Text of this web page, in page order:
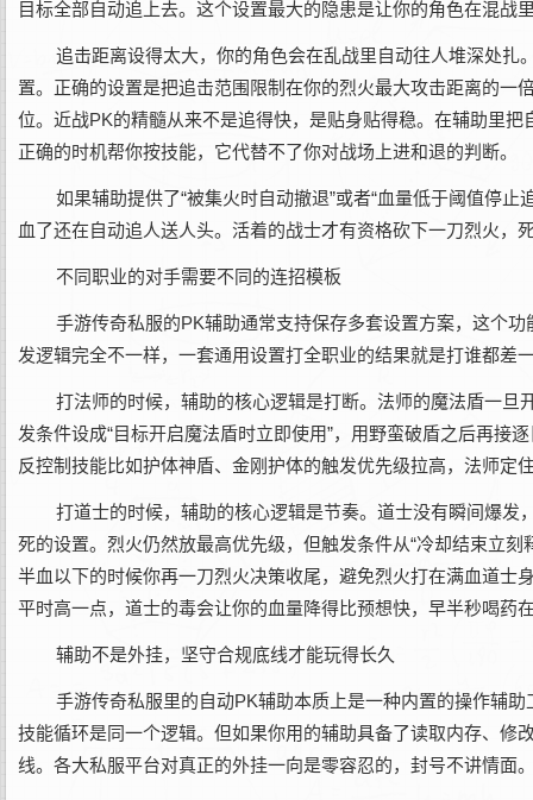
目标全部自动追上去。这个设置最大的隐患是让你的角色在混战
追击距离设得太大，你的角色会在乱战里自动往人堆深处
置。正确的设置是把追击范围限制在你的烈火最大攻击距离的
位。近战PK的精髓从来不是追得快，是贴身贴得稳。在辅助里
正确的时机帮你按技能，它代替不了你对战场上进和退的判断。
如果辅助提供了“被集火时自动撤退”或者“血量低于阈值停
血了还在自动追人送人头。活着的战士才有资格砍下一刀烈火，
不同职业的对手需要不同的连招模板
手游传奇私服的PK辅助通常支持保存多套设置方案，这个
发逻辑完全不一样，一套通用设置打全职业的结果就是打谁都差
打法师的时候，辅助的核心逻辑是打断。法师的魔法盾一
发条件设成“目标开启魔法盾时立即使用”，用野蛮破盾之后再接
反控制技能比如护体神盾、金刚护体的触发优先级拉高，法师定
打道士的时候，辅助的核心逻辑是节奏。道士没有瞬间爆
死的设置。烈火仍然放最高优先级，但触发条件从“冷却结束立
半血以下的时候你再一刀烈火决策收尾，避免烈火打在满血道士
平时高一点，道士的毒会让你的血量降得比预想快，早半秒喝药
辅助不是外挂，坚守合规底线才能玩得长久
手游传奇私服里的自动PK辅助本质上是一种内置的操作辅
技能循环是同一个逻辑。但如果你用的辅助具备了读取内存、修
线。各大私服平台对真正的外挂一向是零容忍的，封号不讲情面